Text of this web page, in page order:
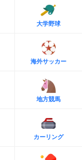
大学野球
海外サッカー
地方競馬
カーリング